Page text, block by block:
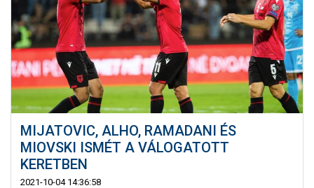
MIJATOVIC, ALHO, RAMADANI ÉS
MIOVSKI ISMÉT A VÁLOGATOTT
KERETBEN
2021-10-04 14:36:58